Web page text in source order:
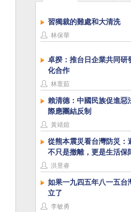
習獨裁的難處和大清洗
林保華
卓揆：推台日企業共同研
化合作
林薏茹
賴清德：中國民族促進惡
際應團結反制
黃靖媗
從熊本震災看台灣防災：
不只是撤離，更是生活保
洪昱睿
如果一九四五年八一五台
立了
李敏勇